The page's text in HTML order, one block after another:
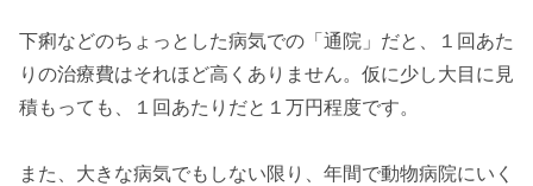
下痢などのちょっとした病気での「通院」だと、１回あた
りの治療費はそれほど高くありません。仮に少し大目に見
積もっても、１回あたりだと１万円程度です。
また、大きな病気でもしない限り、年間で動物病院にいく